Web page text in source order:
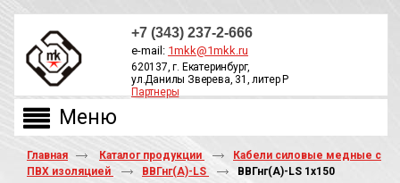
+7 (343) 237-2-666
e-mail: 1mkk@1mkk.ru
620137, г. Екатеринбург,
ул.Данилы Зверева, 31, литер Р
Партнеры
Главная Каталог продукции
Кабели силовые медные с
ПВХ изоляцией
ВВГнг(А)-LS ВВГнг(A)-LS 1х150